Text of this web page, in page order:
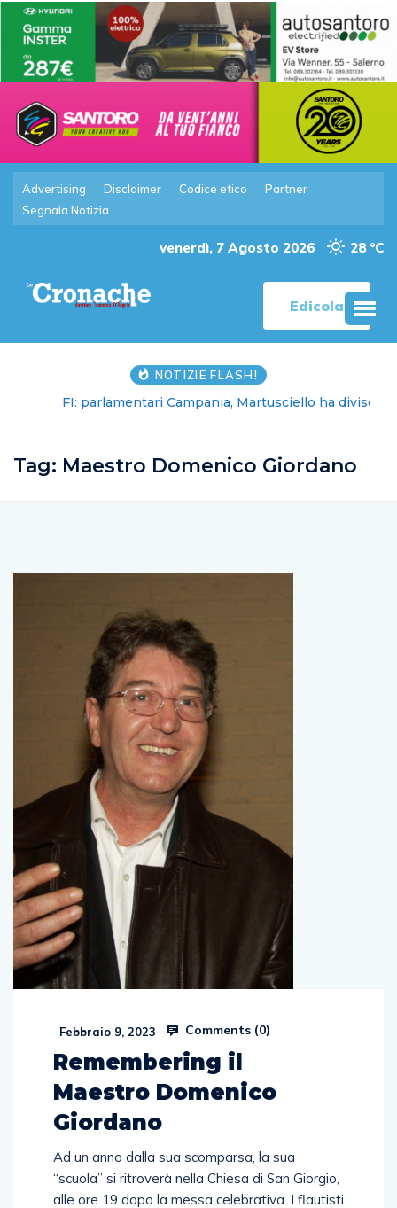
Advertising Disclaimer Codice etico
Partner
Segnala Notizia
venerdì, 7 Agosto 2026 28 °C
Edicola
NOTIZIE FLASH!
FI: parlamentari Campania, Martusciello ha diviso il
Febbraio 9, 2023 Comments (
Remembering il
Maestro Domenico
Ad un anno dalla sua scomparsa, la sua
“scuola” si ritroverà nella Chiesa di San Giorgio,